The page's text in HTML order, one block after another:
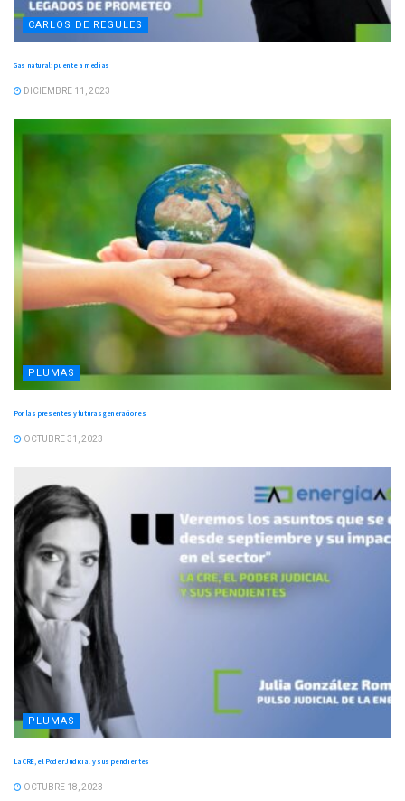
CARLOS DE REGULES
Gas natural: puente a medias
DICIEMBRE 11, 2023
PLUMAS
Por las presentes y futuras generaciones
OCTUBRE 31, 2023
PLUMAS
La CRE, el Poder Judicial y sus pendientes
OCTUBRE 18, 2023